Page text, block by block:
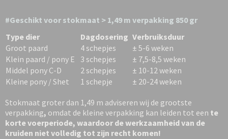
#Geschikt voor stokmaat > 1,49 m verpakking 850 gr
Type dier
Dagdosering Verbruiksduur
Groot paard
4 schepjes
± 5-6 weken
Klein paard / pony E
3 schepjes
± 7,5-8,5 weken
Middel pony C-D
2 schepjes
± 10-12 weken
Kleine pony / Shet
1 schepje ± 20-24 weken
Stokmaat groter dan 1,49 m adviseren wij de grootste
verpakking, omdat de kleine verpakking kan leiden tot een te
korte voerperiode, waardoor de werkzaamheid van de
kruiden niet volledig tot zijn recht komen!